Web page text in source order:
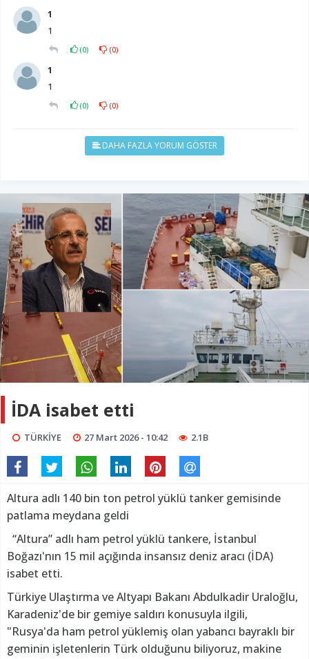
1
1
(0) (0)
1
1
(0) (0)
DAHA FAZLA YORUM GÖSTER
İDA isabet etti
TÜRKİYE 27 Mart 2026 - 10:42 2.1B
Altura adlı 140 bin ton petrol yüklü tanker gemisinde
patlama meydana geldi
“Altura” adlı ham petrol yüklü tankere, İstanbul
Boğazı'nın 15 mil açığında insansız deniz aracı (İDA)
isabet etti.
Türkiye Ulaştırma ve Altyapı Bakanı Abdulkadir Uraloğlu,
Karadeniz'de bir gemiye saldırı konusuyla ilgili,
"Rusya'da ham petrol yüklemiş olan yabancı bayraklı bir
geminin işletenlerin Türk olduğunu biliyoruz, makine